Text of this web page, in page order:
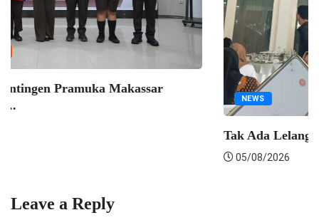
Makassar
Tak Ada Lelang Ulang,
05/08/2026
Leave a Reply